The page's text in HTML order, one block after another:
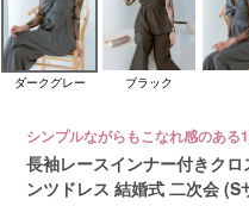
ダークグレー ブラック
シンプルながらもこなれ感のある
長袖レースインナー付きク
ンツドレス 結婚式 二次会 (S